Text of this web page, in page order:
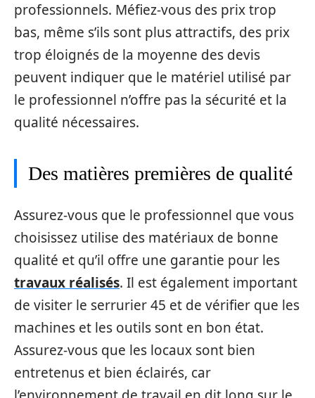
professionnels. Méfiez-vous des prix trop
bas, même s’ils sont plus attractifs, des prix
trop éloignés de la moyenne des devis
peuvent indiquer que le matériel utilisé par
le professionnel n’offre pas la sécurité et la
qualité nécessaires.
Des matières premières de qualité
Assurez-vous que le professionnel que vous
choisissez utilise des matériaux de bonne
qualité et qu’il offre une garantie pour les
travaux réalisés. Il est également important
de visiter le serrurier 45 et de vérifier que les
machines et les outils sont en bon état.
Assurez-vous que les locaux sont bien
entretenus et bien éclairés, car